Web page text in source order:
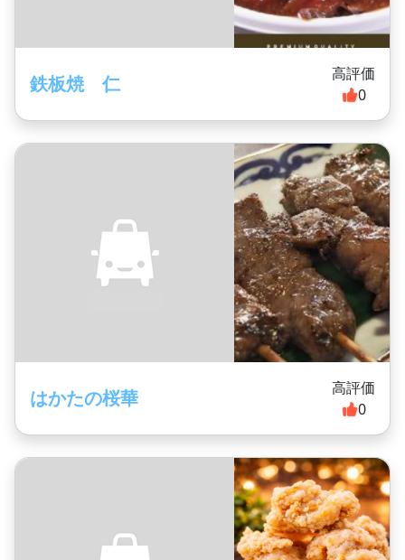
鉄板焼 仁
高評価
0
はかたの桜華
高評価
0